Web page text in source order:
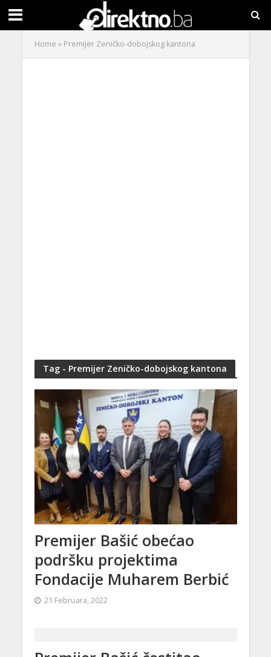
Home » Premijer Zeničko-dobojskog kantona
Tag - Premijer Zeničko-dobojskog kantona
Premijer Bašić obećao
podršku projektima
Fondacije Muharem Berbić
21 Februara, 2022